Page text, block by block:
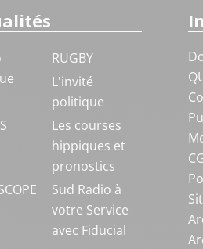
RUGBY
L'invité
politique
Les courses
hippiques et
pronostics
Sud Radio à
votre Service
avec Fiducial